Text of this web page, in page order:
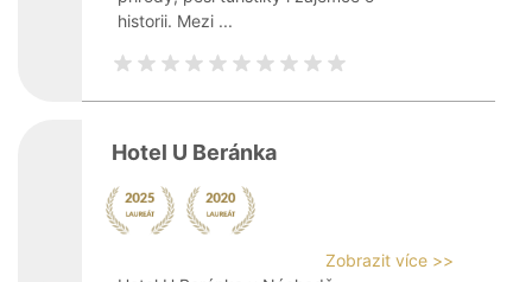
historii. Mezi ...
Hotel U Beránka
Zobrazit více >>